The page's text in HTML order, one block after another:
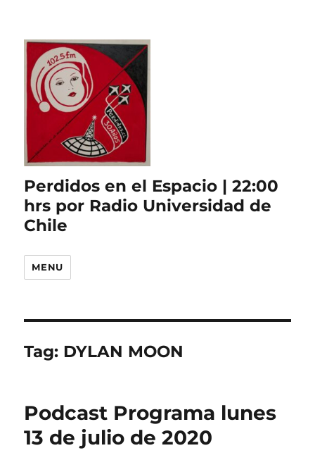
Perdidos en el Espacio | 22:00
hrs por Radio Universidad de
Chile
MENU
Tag: DYLAN MOON
Podcast Programa lunes
13 de julio de 2020